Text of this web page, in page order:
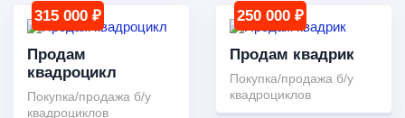
315 000 ₽
Продам
квадроцикл
Покупка/продажа б/у
квадроциклов
250 000 ₽
Продам квадрик
Покупка/продажа б/у
квадроциклов